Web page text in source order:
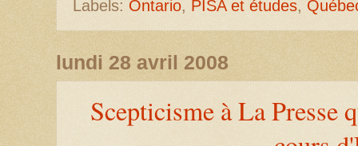
Labels: Ontario, PISA et études,
lundi 28 avril 2008
Scepticisme à La Presse